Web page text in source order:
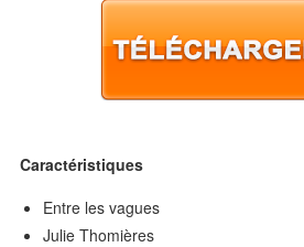
Caractéristiques
Entre les vagues
Julie Thomières